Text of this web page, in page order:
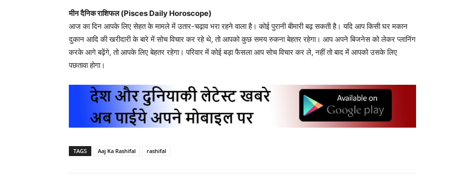
मीन दैनिक राशिफल (Pisces Daily Horoscope)
आज का दिन आपके लिए सेहत के मामले में उतार-चढ़ाव भरा रहने वाला है। कोई पुरानी बीमारी बढ़ सकती है। यदि आप किसी घर मकान
दुकान आदि की खरीदारी के बारे में सोच विचार कर रहे थे, तो आपको कुछ समय रुकना बेहतर रहेगा। आप अपने बिजनेस को लेकर प्लानिंग
करके आगे बढ़ेंगे, तो आपके लिए बेहतर रहेगा। परिवार में कोई बड़ा फैसला आप सोच विचार कर ले, नहीं तो बाद में आपको उसके लिए
पछतावा होगा।
TAGS Aaj Ka Rashifal rashifal